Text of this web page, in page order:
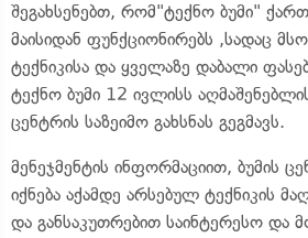
შეგახსენებთ, რომ"ტექნო ბუმი"
მაისიდან ფუნქციონირებს ,სადაც
ტექნიკისა და ყველაზე დაბალი
ტექნო ბუმი 12 ივლისს აღმაშენებლის
ცენტრის საზეიმო გახსნას გეგმავს.
მენეჯმენტის ინფორმაციით, ბუმის
იქნება აქამდე არსებულ ტექნიკის
და განსაკუთრებით საინტერესო და